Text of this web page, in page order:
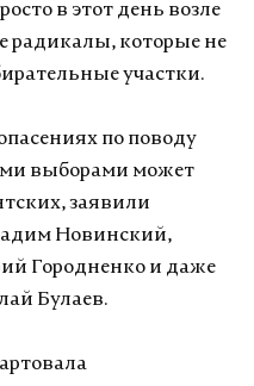
в этот день возле
радикалы, которые не
участки.
по поводу
выборами может
заявили
Новинский,
Городненко и даже
Булаев.